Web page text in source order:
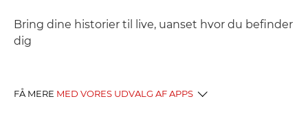
Bring dine historier til live, uanset hvor du befinder
dig
FÅ MERE MED VORES UDVALG AF APPS